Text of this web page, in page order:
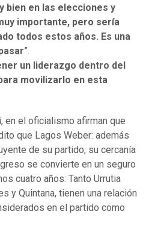
bien en las elecciones y
importante, pero sería
todos estos años. Es una
”.
un liderazgo dentro del
movilizarlo en esta
en el oficialismo afirman que
que Lagos Weber: además
de su partido, su cercanía
se convierte en un seguro
cuatro años: Tanto Urrutia
y Quintana, tienen una relación
en el partido como